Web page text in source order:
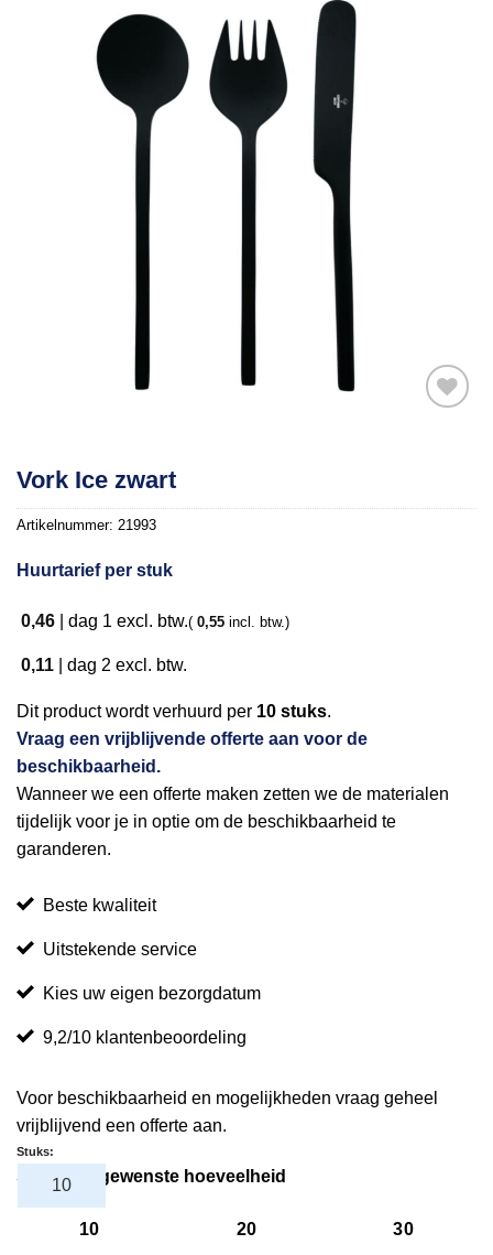
verlanglijst
Vork Ice zwart
Artikelnummer: 21993
Huurtarief per stuk
0,46 dag 1 excl. btw.( 0,55 incl. btw.)
0,11 dag 2 excl. btw.
Dit product wordt verhuurd per 10 stuks.
Vraag een vrijblijvende offerte aan voor de
beschikbaarheid.
Wanneer we een offerte maken zetten we de materialen
tijdelijk voor je in optie om de beschikbaarheid te
garanderen.
Beste kwaliteit
Uitstekende service
Kies uw eigen bezorgdatum
9,2/10 klantenbeoordeling
Voor beschikbaarheid en mogelijkheden vraag geheel
vrijblijvend een offerte aan.
Selecteer gewenste hoeveelheid
10 20 30
Stuks: